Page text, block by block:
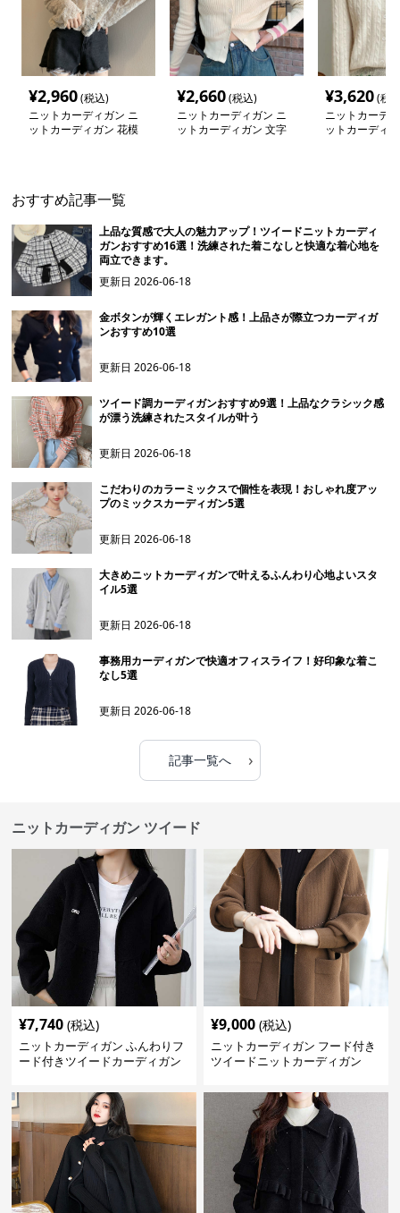
¥2,960(税込)
ニットカーディガン ニ
ットカーディガン 花模
¥2,660(税込)
ニットカーディガン ニ
ットカーディガン 文字
¥3,620(税
ニットカーデ
ットカーディ
おすすめ記事一覧
上品な質感で大人の魅力アップ！ツイードニットカーディ
ガンおすすめ16選！洗練された着こなしと快適な着心地を
両立できます。
更新日2026-06-18
金ボタンが輝くエレガント感！上品さが際立つカーディガ
ンおすすめ10選
更新日2026-06-18
ツイード調カーディガンおすすめ9選！上品なクラシック感
が漂う洗練されたスタイルが叶う
更新日2026-06-18
こだわりのカラーミックスで個性を表現！おしゃれ度アッ
プのミックスカーディガン5選
更新日2026-06-18
大きめニットカーディガンで叶えるふんわり心地よいスタ
イル5選
更新日2026-06-18
事務用カーディガンで快適オフィスライフ！好印象な着こ
なし5選
更新日2026-06-18
記事一覧へ ›
ニットカーディガン ツイード
¥7,740 (税込)
ニットカーディガン ふんわりフ
ード付きツイードカーディガン
¥9,000 (税込)
ニットカーディガン フード付き
ツイードニットカーディガン